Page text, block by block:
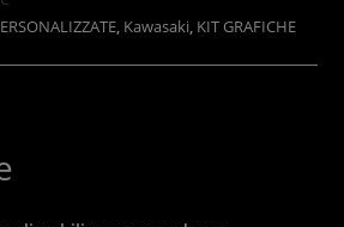
, Kawasaki, KIT GRAFICHE